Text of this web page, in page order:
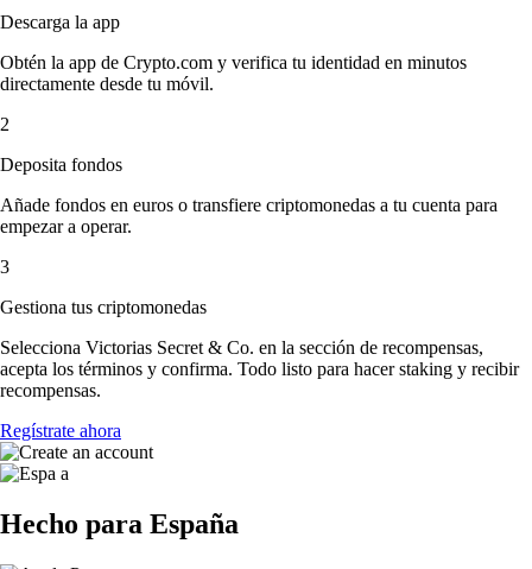
Descarga la app
Obtén la app de Crypto.com y verifica tu identidad en minutos
directamente desde tu móvil.
2
Deposita fondos
Añade fondos en euros o transfiere criptomonedas a tu cuenta para
empezar a operar.
3
Gestiona tus criptomonedas
Selecciona Victorias Secret & Co. en la sección de recompensas,
acepta los términos y confirma. Todo listo para hacer staking y recibir
recompensas.
Regístrate ahora
Hecho para España